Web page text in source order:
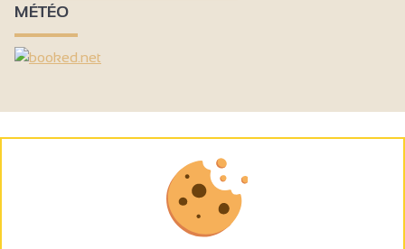
MÉTÉO